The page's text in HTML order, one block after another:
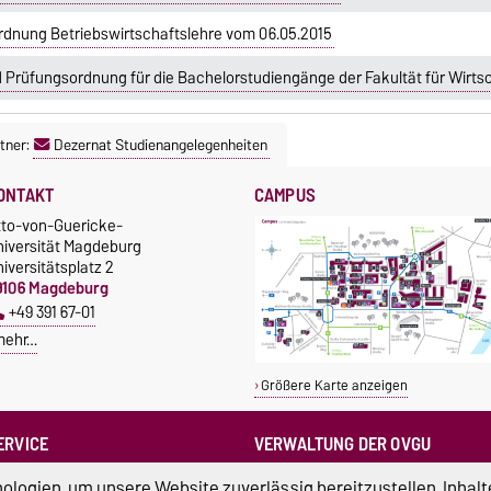
Betriebswirtschaftslehre vom 06.05.2015
Prüfungsordnung für die Bachelorstudiengänge der Fakultät für
Dezernat Studienangelegenheiten
von-Guericke-
Magdeburg
2
Magdeburg
+49 391 67-01
CAMPUS
Größere Karte anzeigen
der Universität
VERWALTUNG DER OVGU
Kanzlerin